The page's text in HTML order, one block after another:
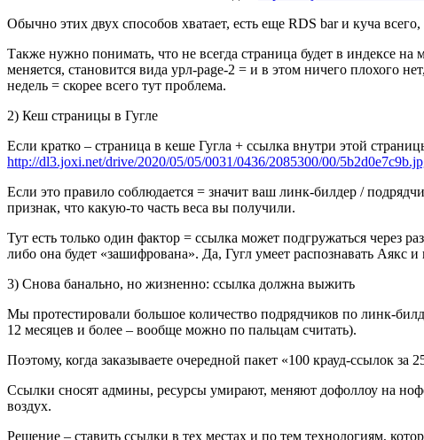
Обычно этих двух способов хватает, есть еще RDS bar и куча
Также нужно понимать, что не всегда страница будет в индексе
меняется, становится вида урл-page-2 = и в этом ничего плохого
недель = скорее всего тут проблема.
2) Кеш страницы в Гугле
Если кратко – страница в кеше Гугла + ссылка внутри этой
http://dl3.joxi.net/drive/2020/05/05/0031/0436/2085300/00/
Если это правило соблюдается = значит ваш линк-билдер /
признак, что какую-то часть веса вы получили.
Тут есть только один фактор = ссылка может подгружаться через
либо она будет «зашифрована». Да, Гугл умеет распознавать Аякс
3) Снова банально, но жизненно: ссылка должна выжить
Мы протестировали большое количество подрядчиков по линк-
12 месяцев и более – вообще можно по пальцам считать).
Поэтому, когда заказываете очередной пакет «100 крауд-ссылок
Ссылки сносят админы, ресурсы умирают, меняют дофоллоу на
воздух.
Решение – ставить ссылки в тех местах и по тем технологиям,